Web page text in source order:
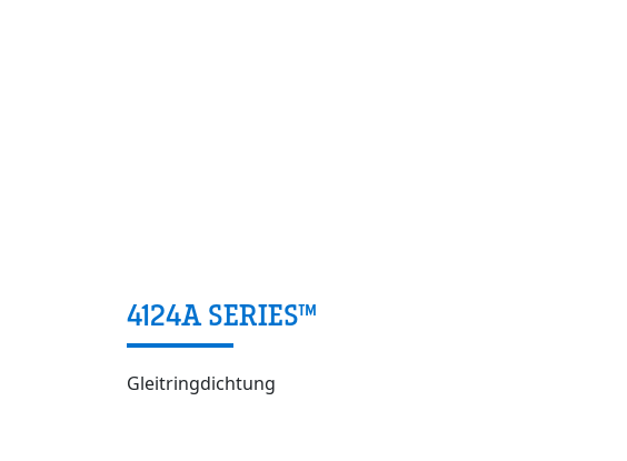
4124A SERIES™
Gleitringdichtung